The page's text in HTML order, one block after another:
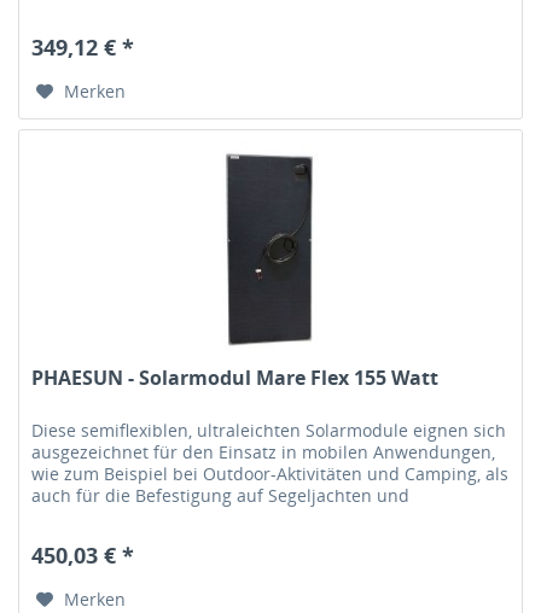
349,12 € *
Merken
PHAESUN - Solarmodul Mare Flex 155 Watt
Diese semiflexiblen, ultraleichten Solarmodule eignen sich
ausgezeichnet für den Einsatz in mobilen Anwendungen,
wie zum Beispiel bei Outdoor-Aktivitäten und Camping, als
auch für die Befestigung auf Segeljachten und
450,03 € *
Merken